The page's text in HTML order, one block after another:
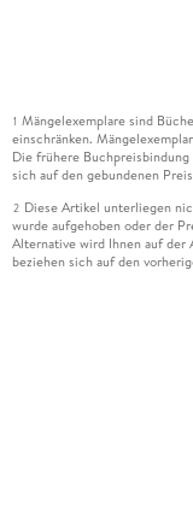
1 Mängelexemplare sind
einschränken.
Die frühere
sich auf den gebundenen
2 Diese Artikel unterliegen
wurde aufgehoben oder der
Alternative wird Ihnen auf der
beziehen sich auf den